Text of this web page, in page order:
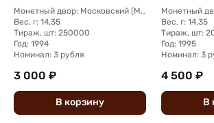
Монетный двор: Московский (ММД)
Вес, г: 14,35
Тираж, шт: 250000
Год: 1994
Номинал: 3 рубля
3 000 ₽
В корзину
Вес, г: 14,35
Тираж, шт:
Год: 1995
Номинал: 3
4 500 ₽
В